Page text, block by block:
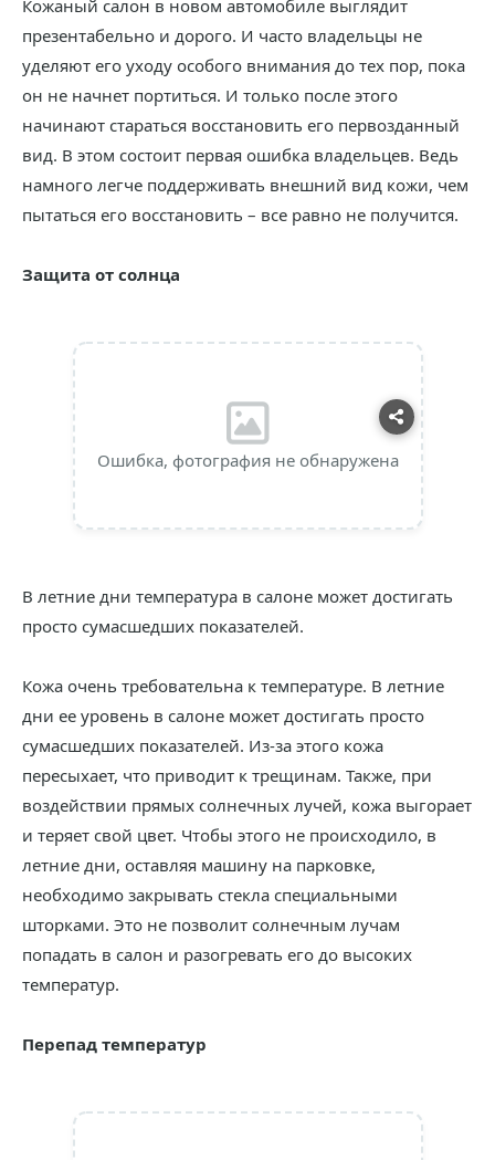
Кожаный салон в новом автомобиле выглядит
презентабельно и дорого. И часто владельцы не
уделяют его уходу особого внимания до тех пор, пока
он не начнет портиться. И только после этого
начинают стараться восстановить его первозданный
вид. В этом состоит первая ошибка владельцев. Ведь
намного легче поддерживать внешний вид кожи, чем
пытаться его восстановить – все равно не получится.
Защита от солнца
Ошибка, фотография не обнаружена
В летние дни температура в салоне может достигать
просто сумасшедших показателей.
Кожа очень требовательна к температуре. В летние
дни ее уровень в салоне может достигать просто
сумасшедших показателей. Из-за этого кожа
пересыхает, что приводит к трещинам. Также, при
воздействии прямых солнечных лучей, кожа выгорает
и теряет свой цвет. Чтобы этого не происходило, в
летние дни, оставляя машину на парковке,
необходимо закрывать стекла специальными
шторками. Это не позволит солнечным лучам
попадать в салон и разогревать его до высоких
температур.
Перепад температур